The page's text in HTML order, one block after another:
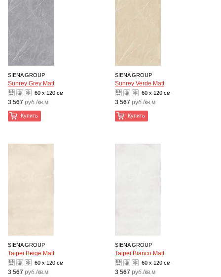
SIENA GROUP
Sunrey Grey Matt
60 x 120 см
3 567 руб./кв.м
Купить
SIENA GROUP
Sunrey Verde Matt
60 x 120 см
3 567 руб./кв.м
Купить
SIENA GROUP
Taipei Beige Matt
60 x 120 см
3 567 руб./кв.м
SIENA GROUP
Taipei Bianco Matt
60 x 120 см
3 567 руб./кв.м